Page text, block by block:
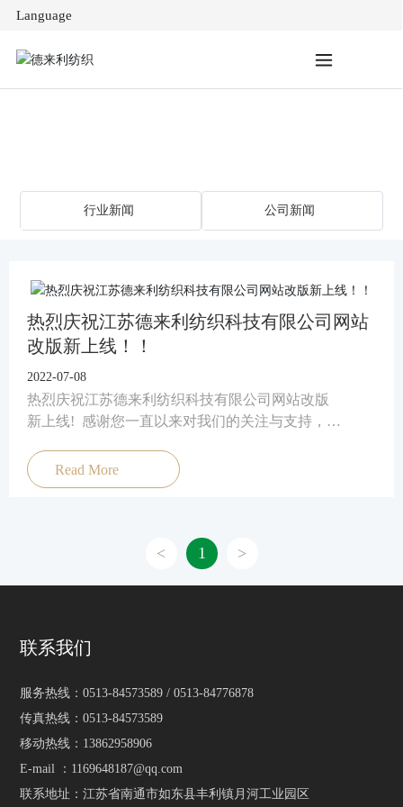
Language
行业新闻 公司新闻
热烈庆祝江苏德来利纺织科技有限公司网站
改版新上线！！
2022-07-08
热烈庆祝江苏德来利纺织科技有限公司网站改版
新上线! 感谢您一直以来对我们的关注与支持，真
Read More
< 1 >
联系我们
服务热线：0513-84573589 /0513-84776878
传真热线：0513-84573589
移动热线： 13862958906
E-mail ： 1169648187@qq.com
联系地址：江苏省南通市如东县丰利镇月河工业园区